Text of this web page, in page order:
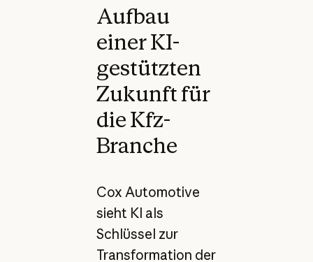
Aufbau
einer KI-
gestützten
Zukunft für
die Kfz-
Branche
Cox Automotive
sieht KI als
Schlüssel zur
Transformation der